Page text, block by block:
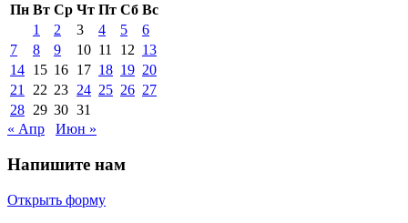
Пн Вт Ср Чт Пт Сб Вс
1
2 3 4 5
6
7
8 9 10 11 12 13
14 15 16 17 18 19 20
21
22 23 24 25 26 27
28 29 30 31
« Апр
Июн »
Напишите нам
Открыть форму